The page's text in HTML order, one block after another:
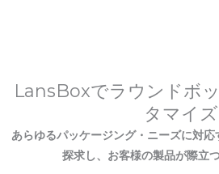
LansBoxでラウンドボ
タマイズ
あらゆるパッケージング・ニーズに対
探求し、お客様の製品が際立